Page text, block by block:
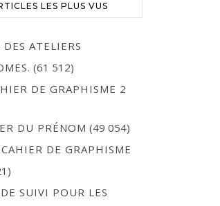
LES PLUS VUS
ATELIERS
(61 512)
DE GRAPHISME 2
DU PRÉNOM (49 054)
DE GRAPHISME
SUIVI POUR LES